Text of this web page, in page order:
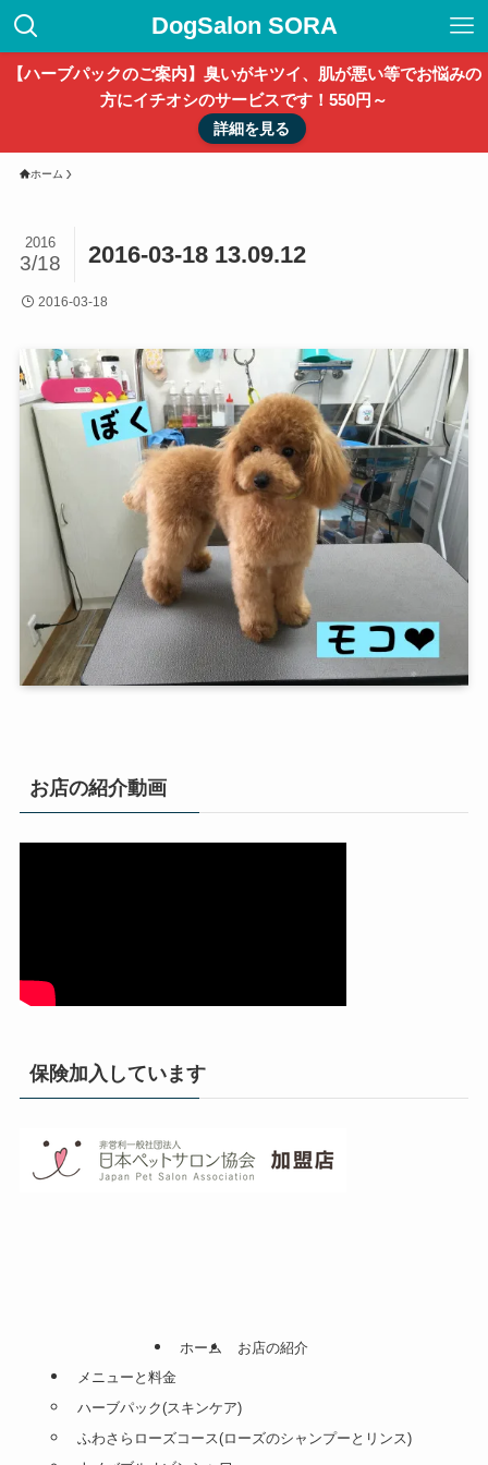
DogSalon SORA
【ハーブパックのご案内】臭いがキツイ、肌が悪い等でお悩みの
方にイチオシのサービスです！550円～
詳細を見る
ホーム
2016-03-18 13.09.12
2016
3/18
2016-03-18
お店の紹介動画
保険加入しています
ホーム
お店の紹介
メニューと料金
ハーブパック(スキンケア)
ふわさらローズコース(ローズのシャンプーとリンス)